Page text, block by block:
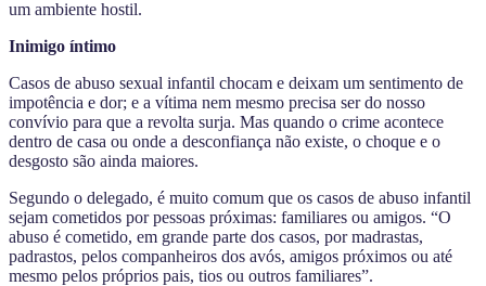
um ambiente hostil.
Inimigo íntimo
Casos de abuso sexual infantil chocam e deixam um sentimento de
impotência e dor; e a vítima nem mesmo precisa ser do nosso
convívio para que a revolta surja. Mas quando o crime acontece
dentro de casa ou onde a desconfiança não existe, o choque e o
desgosto são ainda maiores.
Segundo o delegado, é muito comum que os casos de abuso infantil
sejam cometidos por pessoas próximas: familiares ou amigos. “O
abuso é cometido, em grande parte dos casos, por madrastas,
padrastos, pelos companheiros dos avós, amigos próximos ou até
mesmo pelos próprios pais, tios ou outros familiares”.